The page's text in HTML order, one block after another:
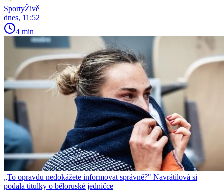
SportyŽivě
dnes, 11:52
4 min
„To opravdu nedokážete informovat správně?" Navrátilová si
podala titulky o běloruské jedničce